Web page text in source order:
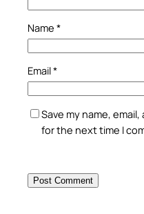
Name *
Email*
Save my name,
for the next time I